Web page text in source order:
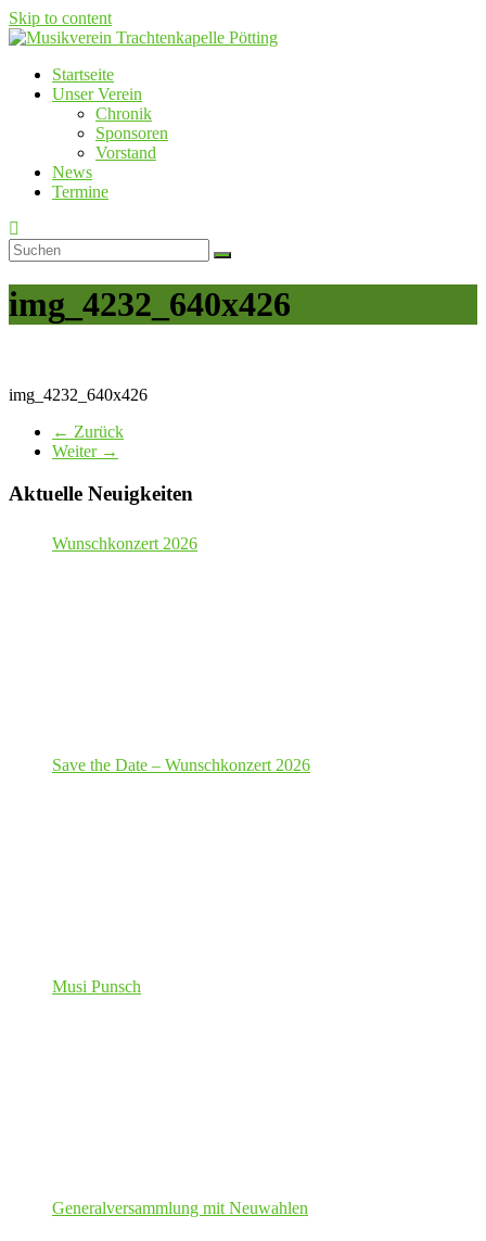
Skip to content
Musikverein Trachtenkapelle Pötting
Startseite
Unser Verein
Chronik
Sponsoren
Vorstand
News
Termine
img_4232_640x426
img_4232_640x426
← Zurück
Weiter →
Aktuelle Neuigkeiten
Wunschkonzert 2026
Save the Date – Wunschkonzert 2026
Musi Punsch
Generalversammlung mit Neuwahlen